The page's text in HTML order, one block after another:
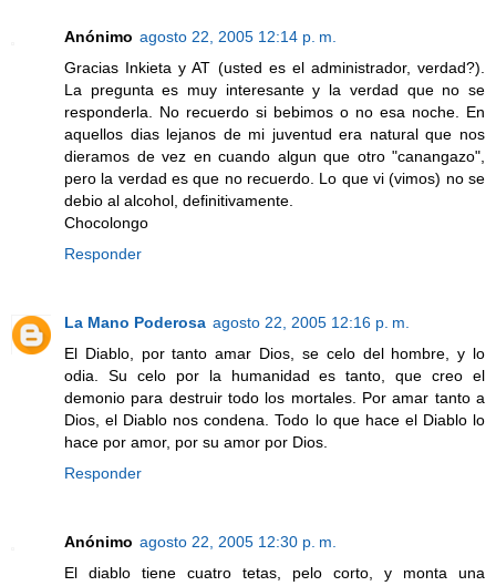
Anónimo agosto 22, 2005 12:14 p. m.
Gracias Inkieta y AT (usted es el administrador, verdad?).
La pregunta es muy interesante y la verdad que no se
responderla. No recuerdo si bebimos o no esa noche. En
aquellos dias lejanos de mi juventud era natural que nos
dieramos de vez en cuando algun que otro "canangazo",
pero la verdad es que no recuerdo. Lo que vi (vimos) no se
debio al alcohol, definitivamente.
Chocolongo
Responder
La Mano Poderosa agosto 22, 2005 12:16 p. m.
El Diablo, por tanto amar Dios, se celo del hombre, y lo
odia. Su celo por la humanidad es tanto, que creo el
demonio para destruir todo los mortales. Por amar tanto a
Dios, el Diablo nos condena. Todo lo que hace el Diablo lo
hace por amor, por su amor por Dios.
Responder
Anónimo agosto 22, 2005 12:30 p. m.
El diablo tiene cuatro tetas, pelo corto, y monta una